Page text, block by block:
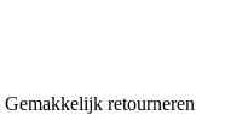
Gemakkelijk retourneren